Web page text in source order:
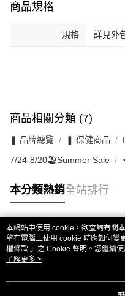
商品規格
規格 詳見外
商品相關分類 (7)
❚ 品牌總覽 ❚ 保健商品
7/24-8/20🏖️Summer Sale
本分類熱銷全站排行
熱門標籤
本網站中使用 cookie，欲查詢有關
望在電腦上使用 cookie 時應如何變
權條款 」之 Cookie 聲明。您繼續
用條款之 Cookie 聲明使用 cookie。
了解更多 >